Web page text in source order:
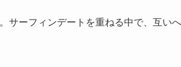
サーフィンデートを重ねる中で、互いへ